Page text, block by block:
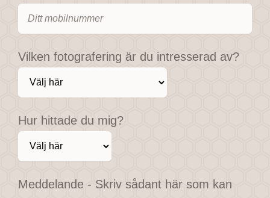
Vilken fotografering är du intresserad av?
Hur hittade du mig?
Meddelande - Skriv sådant här som kan